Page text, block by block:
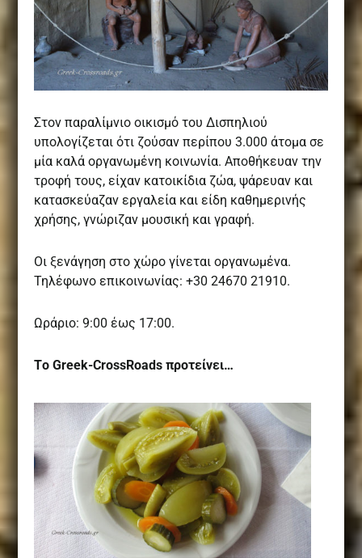
Στον παραλίμνιο οικισμό του Δισπηλιού
υπολογίζεται ότι ζούσαν περίπου 3.000 άτομα σε
μία καλά οργανωμένη κοινωνία. Αποθήκευαν την
τροφή τους, είχαν κατοικίδια ζώα, ψάρευαν και
κατασκεύαζαν εργαλεία και είδη καθημερινής
χρήσης, γνώριζαν μουσική και γραφή.
Οι ξενάγηση στο χώρο γίνεται οργανωμένα.
Τηλέφωνο επικοινωνίας: +30 24670 21910.
Ωράριο: 9:00 έως 17:00.
Tο Greek-CrossRoads προτείνει…